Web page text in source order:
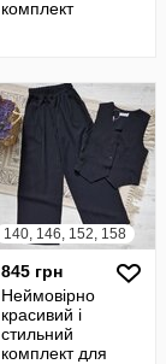
комплект
140, 146, 152, 158
845 грн
Неймовірно
красивий і
стильний
комплект для